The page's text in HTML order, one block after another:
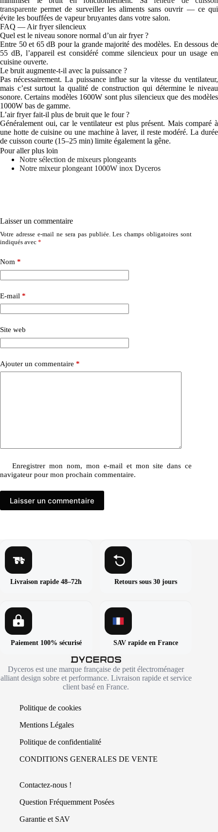
transparente permet de surveiller les aliments sans ouvrir — ce qui
évite les bouffées de vapeur bruyantes dans votre salon.
FAQ — Air fryer silencieux
Quel est le niveau sonore normal d’un air fryer ?
Entre 50 et 65 dB pour la grande majorité des modèles. En dessous de
55 dB, l’appareil est considéré comme silencieux pour un usage en
cuisine ouverte.
Le bruit augmente-t-il avec la puissance ?
Pas nécessairement. La puissance influe sur la vitesse du ventilateur,
mais c’est surtout la qualité de construction qui détermine le niveau
sonore. Certains modèles 1600W sont plus silencieux que des modèles
1000W bas de gamme.
L’air fryer fait-il plus de bruit que le four ?
Généralement oui, car le ventilateur est plus présent. Mais comparé à
une hotte de cuisine ou une machine à laver, il reste modéré. La durée
de cuisson courte (15–25 min) limite également la gêne.
Pour aller plus loin
Notre sélection de mixeurs plongeants
Notre mixeur plongeant 1000W inox Dyceros
Laisser un commentaire
Votre adresse e-mail ne sera pas publiée. Les champs obligatoires sont
indiqués avec *
Nom *
E-mail *
Site web
Ajouter un commentaire *
Enregistrer mon nom, mon e-mail et mon site dans ce
navigateur pour mon prochain commentaire.
Laisser un commentaire
Livraison rapide 48–72h Retours sous 30 jours
Paiement 100% sécurisé SAV rapide en France
Dyceros est une marque française de petit électroménager
alliant design sobre et performance. Livraison rapide et service
client basé en France.
Politique de cookies
Mentions Légales
Politique de confidentialité
CONDITIONS GENERALES DE VENTE
Contactez-nous !
Question Fréquemment Posées
Garantie et SAV